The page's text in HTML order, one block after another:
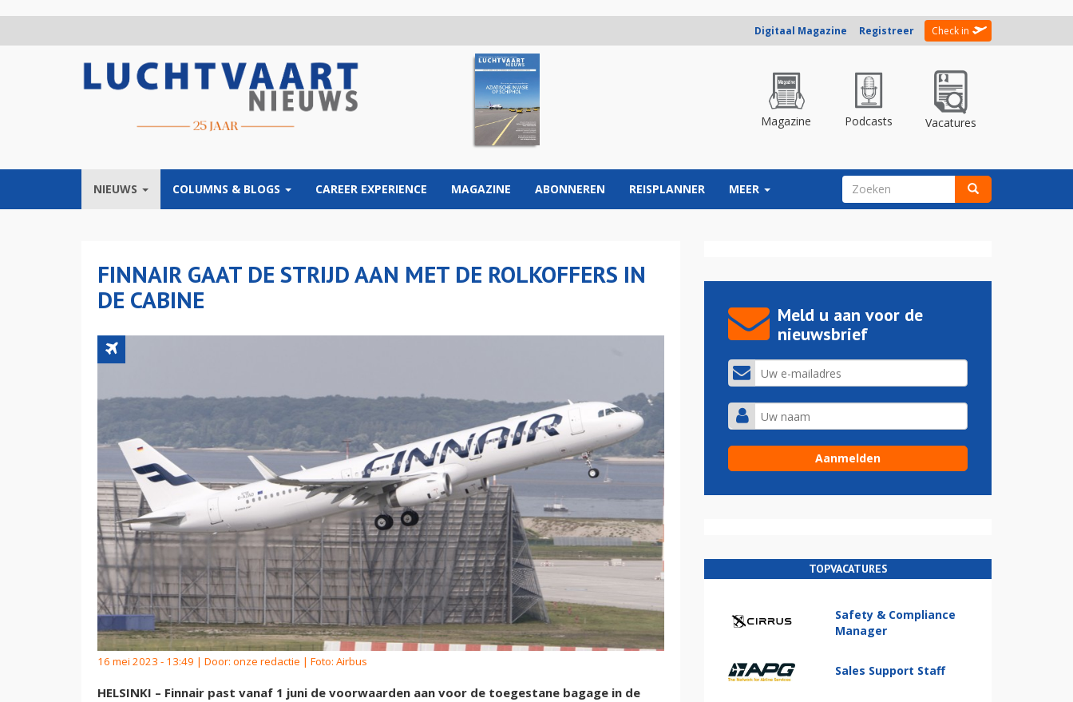
Digitaal Magazine Registreer Check in
Magazine Podcasts Vacatures
NIEUWS COLUMNS & BLOGS CAREER EXPERIENCE MAGAZINE ABONNEREN REISPLANNER MEER ZOEKVELD
FINNAIR GAAT DE STRIJD AAN MET DE ROLKOFFERS IN
DE CABINE
16 mei 2023 - 13:49 | Door: onze redactie | Foto: Airbus
HELSINKI – Finnair past vanaf 1 juni de voorwaarden aan voor de toegestane bagage in de
Meld u aan voor de
nieuwsbrief
TOPVACATURES
Safety & Compliance
Manager
Sales Support Staff